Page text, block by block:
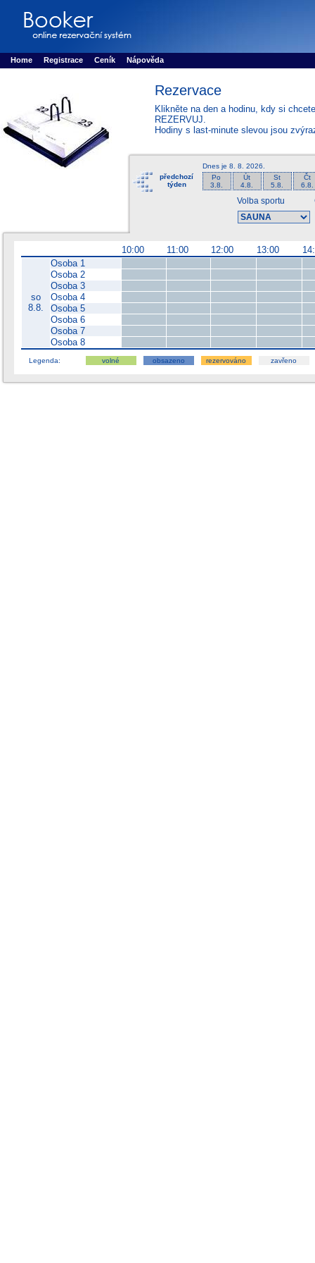
Rezervujse - Port�l pro online rezervace sportu
Home Registrace Ceník Nápověda
Rezervace
Klikněte na den a hodinu, kdy si
REZERVUJ.
Hodiny s last-minute slevou jsou
předchozí
týden
Dnes je8. 8. 2026
Po
3.8.
Út
4.8.
St
5.8.
Čt
6.8.
Volba sportu
10:00 11:00 12:00 13:00
so
8.8.
Osoba 1
Osoba 2
Osoba 3
Osoba 4
Osoba 5
Osoba 6
Osoba 7
Osoba 8
Legenda: volné obsazeno rezervováno zavřeno